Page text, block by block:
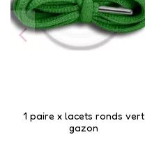
1 paire x lacets ronds vert
gazon